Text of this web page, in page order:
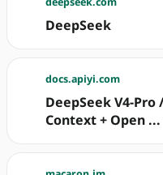
DeepSeek
docs.apiyi.com
DeepSeek V4-Pro
Context + Open ...